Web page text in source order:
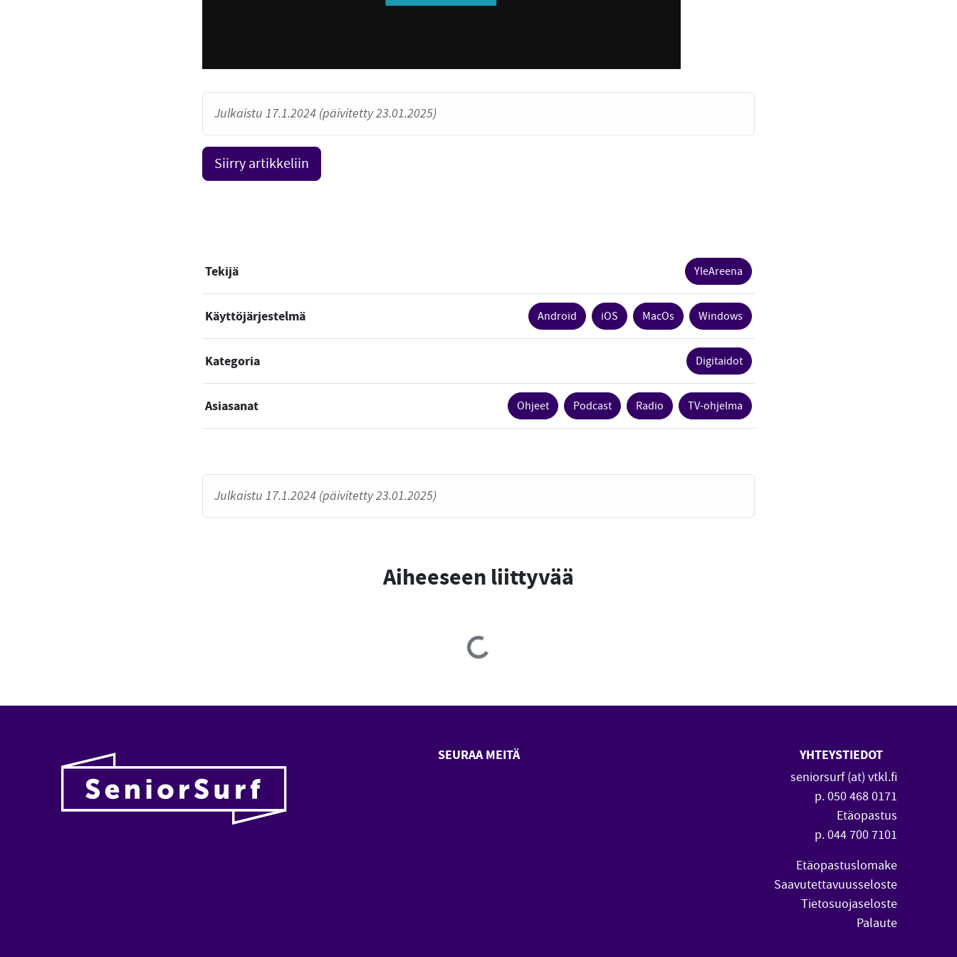
Julkaistu 17.1.2024 (päivitetty 23.01.2025)
Siirry artikkeliin
Tekijä YleAreena
Käyttöjärjestelmä Android iOS MacOs Windows
Kategoria Digitaidot
Asiasanat Ohjeet Podcast Radio TV-ohjelma
Julkaistu 17.1.2024 (päivitetty 23.01.2025)
Aiheeseen liittyvää
Loading...
SEURAA MEITÄ
YHTEYSTIEDOT
seniorsurf (at) vtkl.fi
p. 050 468 0171
Etäopastus
p. 044 700 7101
Etäopastuslomake
Saavutettavuusseloste
Tietosuojaseloste
Palaute